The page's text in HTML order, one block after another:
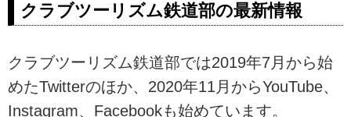
クラブツーリズム鉄道部の最新情報
クラブツーリズム鉄道部では2019年7月から始
めたTwitterのほか、2020年11月からYouTube、
Instagram、Facebookも始めています。